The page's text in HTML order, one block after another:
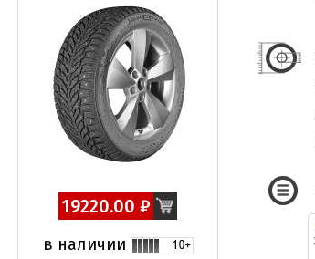
19220.00 ₽
в наличии